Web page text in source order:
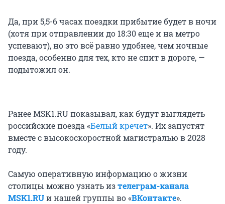
Да, при 5,5-6 часах поездки прибытие будет в ночи
(хотя при отправлении до 18:30 еще и на метро
успевают), но это всё равно удобнее, чем ночные
поезда, особенно для тех, кто не спит в дороге, —
подытожил он.
Ранее MSK1.RU показывал, как будут выглядеть
российские поезда «Белый кречет». Их запустят
вместе с высокоскоростной магистралью в 2028
году.
Самую оперативную информацию о жизни
столицы можно узнать изтелеграм-канала
MSK1.RUи нашей группы во «ВКонтакте».